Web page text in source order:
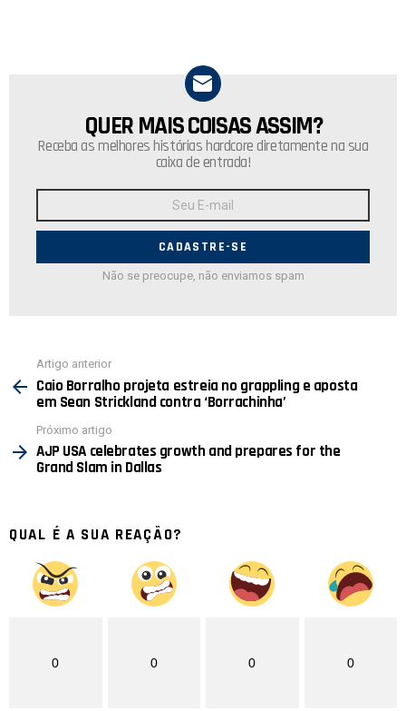
NEWSLETTER
QUER MAIS COISAS ASSIM?
Receba as melhores histórias hardcore diretamente na sua
caixa de entrada!
E-
Não se preocupe, não enviamos spam
mais
Artigo anterior
Caio Borralho projeta estreia no grappling e aposta
em Sean Strickland contra ‘Borrachinha’
Próximo artigo
AJP USA celebrates growth and prepares for the
Grand Slam in Dallas
QUAL É A SUA REAÇÃO?
0 0 0 0